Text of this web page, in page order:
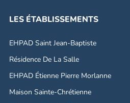
LES ÉTABLISSEMENTS
EHPAD Saint Jean-Baptiste
Résidence De La Salle
EHPAD Étienne Pierre Morlanne
Maison Sainte-Chrétienne